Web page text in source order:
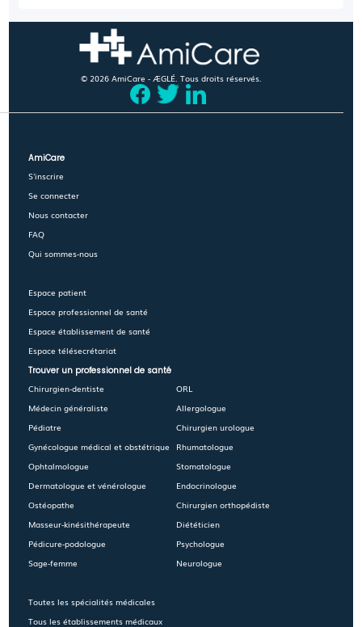
© 2026 AmiCare - ÆGLÉ. Tous droits réservés.
AmiCare
S'inscrire
Se connecter
Nous contacter
FAQ
Qui sommes-nous
Espace patient
Espace professionnel de santé
Espace établissement de santé
Espace télésecrétariat
Trouver un professionnel de santé
Chirurgien-dentiste
Médecin généraliste
Pédiatre
Gynécologue médical et obstétrique
Ophtalmologue
Dermatologue et vénérologue
Ostéopathe
Masseur-kinésithérapeute
Pédicure-podologue
Sage-femme
Toutes les spécialités médicales
Tous les établissements médicaux
ORL
Allergologue
Chirurgien urologue
Rhumatologue
Stomatologue
Endocrinologue
Chirurgien orthopédiste
Diététicien
Psychologue
Neurologue